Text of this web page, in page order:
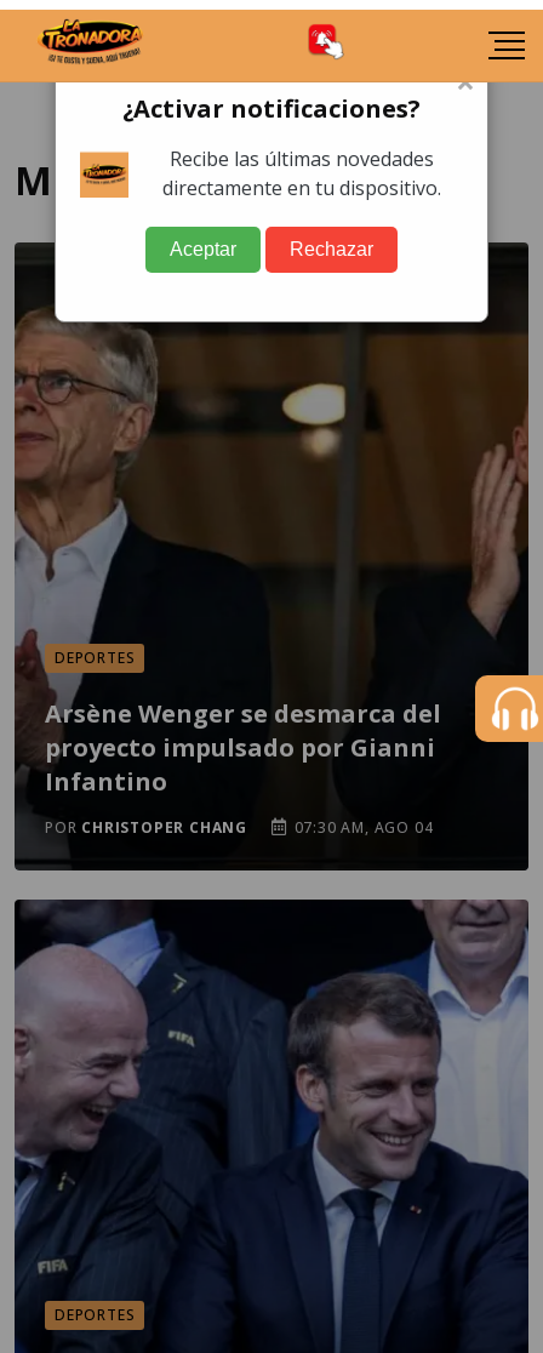
Mundial
DEPORTES
Arsène Wenger se desmarca del
proyecto impulsado por Gianni
Infantino
POR CHRISTOPER CHANG 07:30 AM, AGO 04
DEPORTES
×
¿Activar notificaciones?
Recibe las últimas novedades
directamente en tu dispositivo.
Aceptar Rechazar